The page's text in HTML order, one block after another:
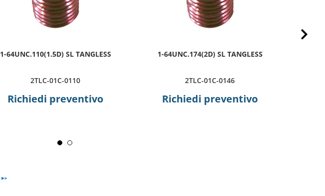
1-64UNC.110(1.5D) SL TANGLESS
2TLC-01C-0110
Richiedi preventivo
1-64UNC.174(2D) SL TANGLESS
2TLC-01C-0146
Richiedi preventivo